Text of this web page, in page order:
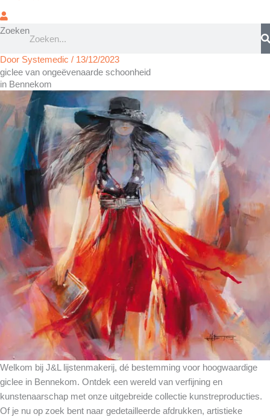
Zoeken
Door Systemedic / 13/12/2023
giclee van ongeëvenaarde schoonheid
in Bennekom
Welkom bij J&L lijstenmakerij, dé bestemming voor hoogwaardige
giclee in Bennekom. Ontdek een wereld van verfijning en
kunstenaarschap met onze uitgebreide collectie kunstreproducties.
Of je nu op zoek bent naar gedetailleerde afdrukken, artistieke